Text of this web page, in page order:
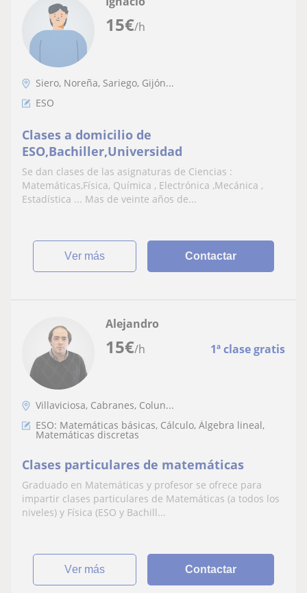
15€/h
Siero, Noreña, Sariego, Gijón...
ESO
Clases a domicilio de
ESO,Bachiller,Universidad
Se dan clases de las asignaturas de Ciencias :
Matemáticas,Física, Química , Electrónica ,Mecánica ,
Estadística ... Mas de veinte años de...
ver más Contactar
15€/h 1ª clase gratis
Alejandro
Villaviciosa, Cabranes, Colun...
ESO: Matemáticas básicas, Cálculo, Álgebra lineal,
Matemáticas discretas
Clases particulares de matemáticas
Graduado en Matemáticas y profesor se ofrece para
impartir clases particulares de Matemáticas (a todos los
niveles) y Física (ESO y Bachill...
ver más Contactar